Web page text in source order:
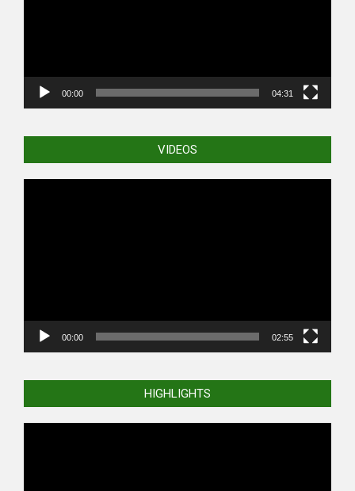
00:00 04:31
VIDEOS
00:00 02:55
HIGHLIGHTS